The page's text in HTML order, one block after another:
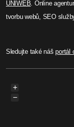
Před 4 měsíci
Se zbraní
výpověď.
dva muže